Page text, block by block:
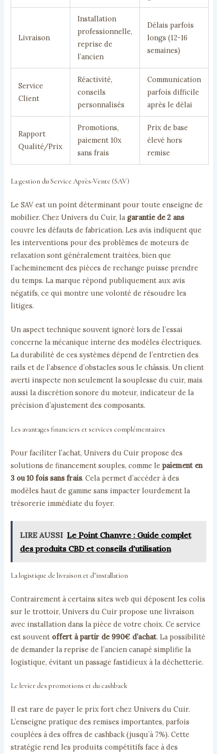
Livraison
Installation
professionnelle,
reprise de
l’ancien
Délais parfois
longs (12-16
semaines)
Service
Client
Réactivité,
conseils
personnalisés
Communication
parfois difficile
après le délai
Rapport
Qualité/Prix
Promotions,
paiement 10x
sans frais
Prix de base
élevé hors
remise
La gestion du Service Après-Vente (SAV)
Le SAV est un point déterminant pour toute enseigne de
mobilier. Chez Univers du Cuir, la garantie de 2 ans
couvre les défauts de fabrication. Les avis indiquent que
les interventions pour des problèmes de moteurs de
relaxation sont généralement traitées, bien que
l’acheminement des pièces de rechange puisse prendre
du temps. La marque répond publiquement aux avis
négatifs, ce qui montre une volonté de résoudre les
litiges.
Un aspect technique souvent ignoré lors de l’essai
concerne la mécanique interne des modèles électriques.
La durabilité de ces systèmes dépend de l’entretien des
rails et de l’absence d’obstacles sous le châssis. Un client
averti inspecte non seulement la souplesse du cuir, mais
aussi la discrétion sonore du moteur, indicateur de la
précision d’ajustement des composants.
Les avantages financiers et services complémentaires
Pour faciliter l’achat, Univers du Cuir propose des
solutions de financement souples, comme lepaiement en
3 ou 10 fois sans frais. Cela permet d’accéder à des
modèles haut de gamme sans impacter lourdement la
trésorerie immédiate du foyer.
LIRE AUSSI Le Point Chanvre : Guide complet
des produits CBD et conseils d'utilisation
La logistique de livraison et d’installation
Contrairement à certains sites web qui déposent les colis
sur le trottoir, Univers du Cuir propose une livraison
avec installation dans la pièce de votre choix. Ce service
est souvent offert à partir de 990€ d’achat. La possibilité
de demander la reprise de l’ancien canapé simplifie la
logistique, évitant un passage fastidieux à la déchetterie.
Le levier des promotions et du cashback
Il est rare de payer le prix fort chez Univers du Cuir.
L’enseigne pratique des remises importantes, parfois
couplées à des offres de cashback (jusqu’à 7%). Cette
stratégie rend les produits compétitifs face à des